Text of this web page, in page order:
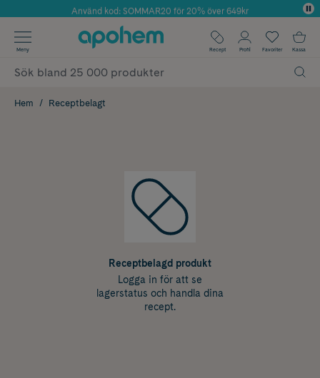
Årets Butik 2025 inom Skönhet
Använd kod: SOMMAR20 för 20% över 649kr
✓ Fri frakt
✓ Poäng på alla köp*
Meny Recept Profil Favoriter Kassa
Hem Receptbelagt
Receptbelagd produkt
Logga in för att se
lagerstatus och handla dina
recept.